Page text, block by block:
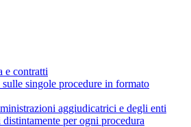
e contratti
singole procedure in formato
aggiudicatrici e degli enti
per ogni procedura